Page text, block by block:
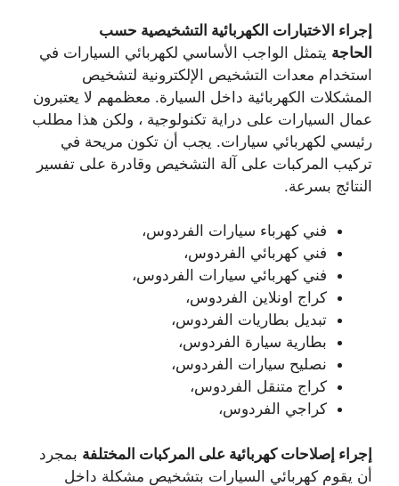
إجراء الاختبارات الكهربائية التشخيصية حسب
الحاجة يتمثل الواجب الأساسي لكهربائي السيارات في
استخدام معدات التشخيص الإلكترونية لتشخيص
المشكلات الكهربائية داخل السيارة. معظمهم لا يعتبرون
عمال السيارات على دراية تكنولوجية ، ولكن هذا مطلب
رئيسي لكهربائي سيارات. يجب أن تكون مريحة في
تركيب المركبات على آلة التشخيص وقادرة على تفسير
النتائج بسرعة.
فني كهرباء سيارات الفردوس،
فني كهربائي الفردوس،
فني كهربائي سيارات الفردوس،
كراج اونلاين الفردوس،
تبديل بطاريات الفردوس،
بطارية سيارة الفردوس،
نصليح سيارات الفردوس،
كراج متنقل الفردوس،
كراجي الفردوس،
إجراء إصلاحات كهربائية على المركبات المختلفة بمجرد
أن يقوم كهربائي السيارات بتشخيص مشكلة داخل